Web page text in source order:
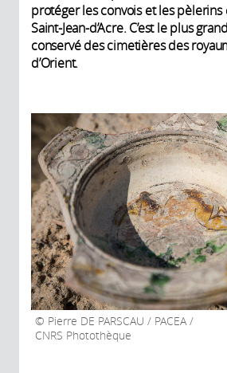
protéger les convois et les
Saint-Jean-d’Acre. C’est le plus
conservé des cimetières des
d’Orient.
Pierre DE PARSCAU / PACEA /
CNRS Photothèque